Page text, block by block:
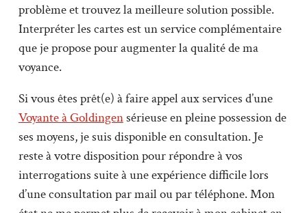
problème et trouvez la meilleure solution possible.
Interpréter les cartes est un service complémentaire
que je propose pour augmenter la qualité de ma
voyance.
Si vous êtes prêt(e) à faire appel aux services d’une
Voyante à Goldingensérieuse en pleine possession de
ses moyens, je suis disponible en consultation. Je
reste à votre disposition pour répondre à vos
interrogations suite à une expérience difficile lors
d’une consultation par mail ou par téléphone. Mon